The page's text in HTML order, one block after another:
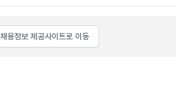
채용정보 제공사이트로 이동